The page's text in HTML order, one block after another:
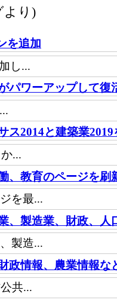
より)
を追加
し...
パワーアップして復
ス2014と建築業2019
...
、教育のページを刷
を最...
、製造業、財政、人
製造...
政情報、農業情報な
共...